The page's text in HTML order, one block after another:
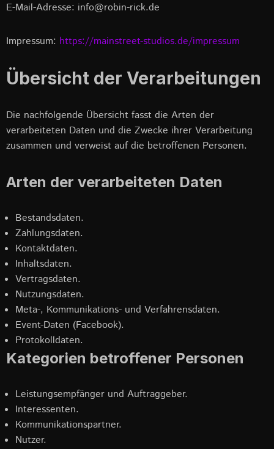
E-Mail-Adresse: info@robin-rick.de
Impressum: https://mainstreet-studios.de/impressum
Übersicht der Verarbeitungen
Die nachfolgende Übersicht fasst die Arten der
verarbeiteten Daten und die Zwecke ihrer Verarbeitung
zusammen und verweist auf die betroffenen Personen.
Arten der verarbeiteten Daten
Bestandsdaten.
Zahlungsdaten.
Kontaktdaten.
Inhaltsdaten.
Vertragsdaten.
Nutzungsdaten.
Meta-, Kommunikations- und Verfahrensdaten.
Event-Daten (Facebook).
Protokolldaten.
Kategorien betroffener Personen
Leistungsempfänger und Auftraggeber.
Interessenten.
Kommunikationspartner.
Nutzer.